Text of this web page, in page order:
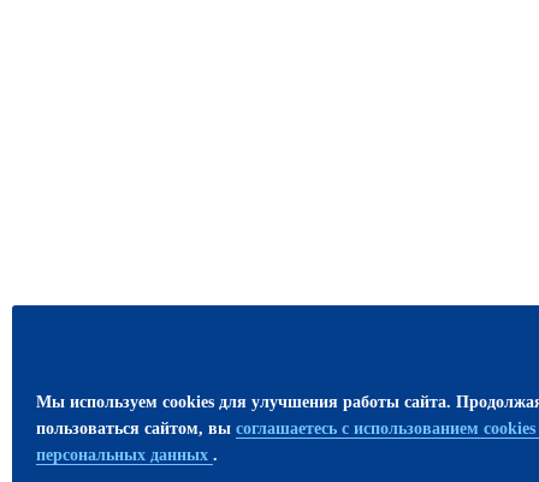
Мы используем cookies для улучшения работы сайта.
пользоваться сайтом, вы соглашаетесь с использованием cookies
персональных данных .